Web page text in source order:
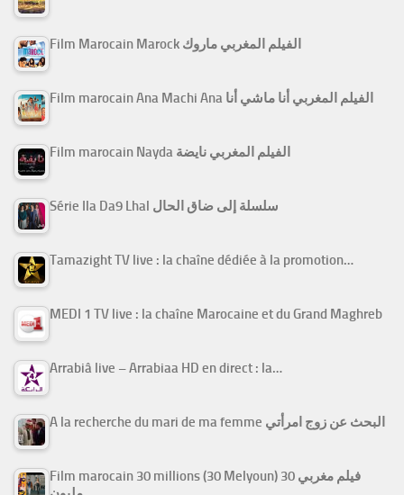
Film Marocain Marock الفيلم المغربي ماروك
Film marocain Ana Machi Ana الفيلم المغربي أنا ماشي أنا
Film marocain Nayda الفيلم المغربي نايضة
Série Ila Da9 Lhal سلسلة إلى ضاق الحال
Tamazight TV live : la chaîne dédiée à la promotion…
MEDI 1 TV live : la chaîne Marocaine et du Grand Maghreb
Arrabiâ live – Arrabiaa HD en direct : la…
A la recherche du mari de ma femme البحث عن زوج امرأتي
Film marocain 30 millions (30 Melyoun) فيلم مغربي 30